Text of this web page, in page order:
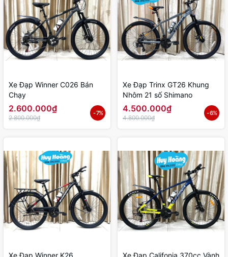
Xe Đạp Winner C026 Bán
Chạy
2.600.000₫
2.800.000₫
- 7%
Xe Đạp Trinx GT26 Khung
Nhôm 21 số Shimano
4.500.000₫
4.800.000₫
- 6%
Xe Đạp Winner K26 Xe Đạp Califonia 370cc Vành